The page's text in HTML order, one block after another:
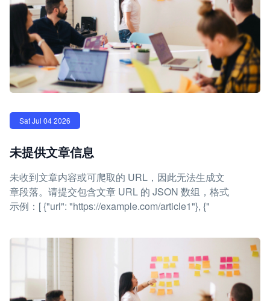
Sat Jul 04 2026
未提供文章信息
未收到文章内容或可爬取的 URL，因此无法生成文
章段落。请提交包含文章 URL 的 JSON 数组，格式
示例：[ {"url": "https://example.com/article1"}, {"